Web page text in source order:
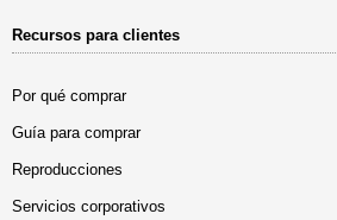
Recursos para clientes
Por qué comprar
Guía para comprar
Reproducciones
Servicios corporativos